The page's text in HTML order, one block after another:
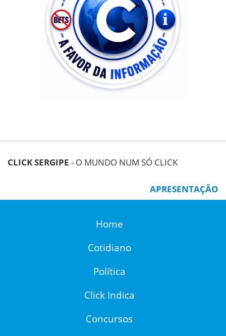
CLICK SERGIPE - O MUNDO NUM SÓ CLICK
APRESENTAÇÃO
Home
Cotidiano
Política
Click Indica
Concursos